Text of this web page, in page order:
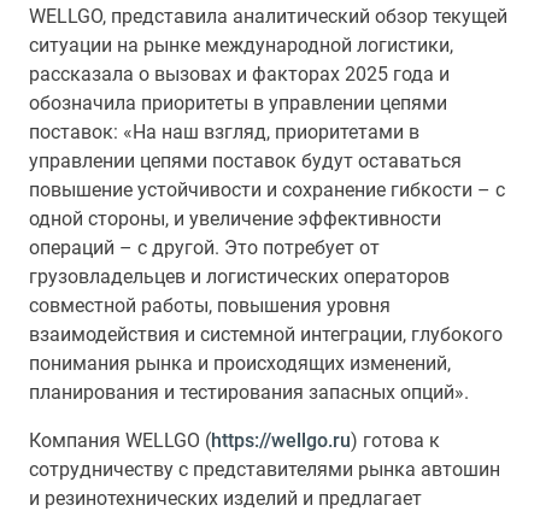
WELLGO, представила аналитический обзор текущей
ситуации на рынке международной логистики,
рассказала о вызовах и факторах 2025 года и
обозначила приоритеты в управлении цепями
поставок: «На наш взгляд, приоритетами в
управлении цепями поставок будут оставаться
повышение устойчивости и сохранение гибкости – с
одной стороны, и увеличение эффективности
операций – с другой. Это потребует от
грузовладельцев и логистических операторов
совместной работы, повышения уровня
взаимодействия и системной интеграции, глубокого
понимания рынка и происходящих изменений,
планирования и тестирования запасных опций».
Компания WELLGO (https://wellgo.ru) готова к
сотрудничеству с представителями рынка автошин
и резинотехнических изделий и предлагает